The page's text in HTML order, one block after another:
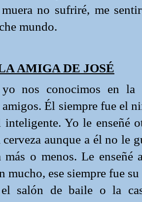
no sufriré, me
mundo.
AMIGA DE JOSÉ
nos conocimos en la
amigos. Él siempre fue el
inteligente. Yo le enseñé
aunque a él no le
más o menos. Le enseñé
mucho, ese siempre fue
el salón de baile o la